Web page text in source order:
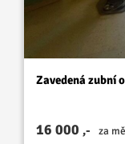
Zavedená zubní
16 000 ,- za